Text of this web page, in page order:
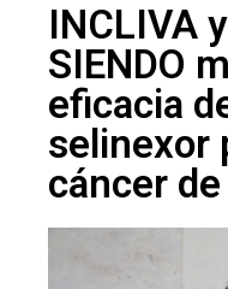
INCLIVA
SIENDO
eficacia
selinexor
cáncer